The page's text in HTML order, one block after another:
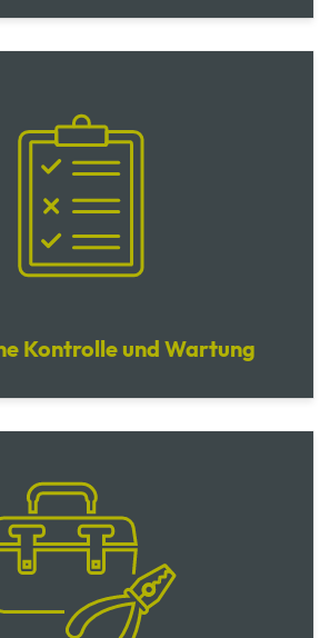
Kontrolle und Wartung